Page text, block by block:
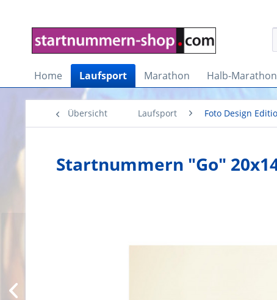
Home Laufsport Marathon Halb-Marathon
Übersicht Laufsport Foto Design
Startnummern "Go"